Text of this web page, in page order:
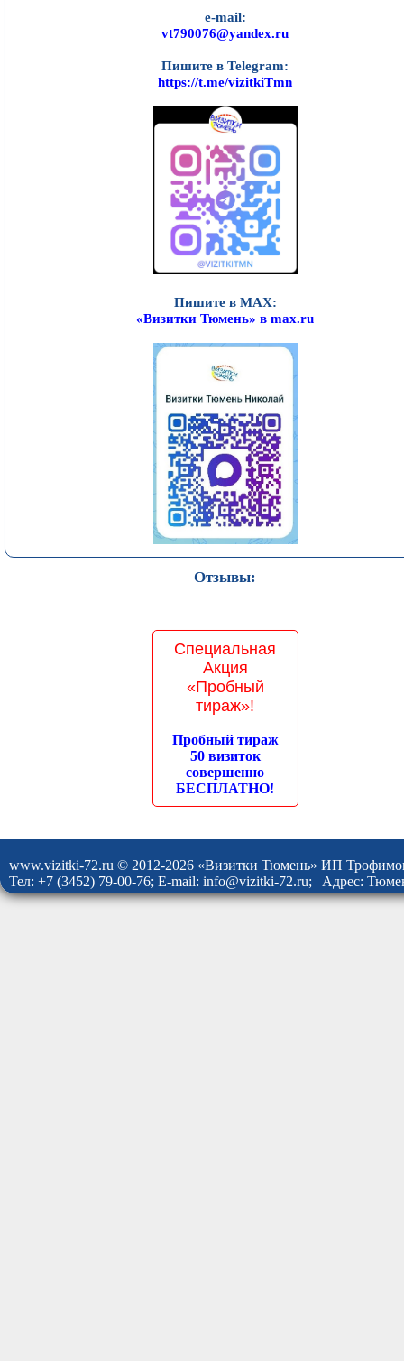
e-mail:
vt790076@yandex.ru
Пишите в Telegram:
https://t.me/vizitkiTmn
Пишите в MAX:
«Визитки Тюмень» в max.ru
Отзывы:
Специальная
Акция
«Пробный
тираж»!
Пробный тираж
50 визиток
совершенно
БЕСПЛАТНО!
www.vizitki-72.ru © 2012-2026 «Визитки Тюмень» ИП
Тел: +7 (3452) 79-00-76; E-mail: info@vizitki-72.ru; | Адрес:
Site map|Контакты|Наши услуги|О нас|Отзывы|Политика